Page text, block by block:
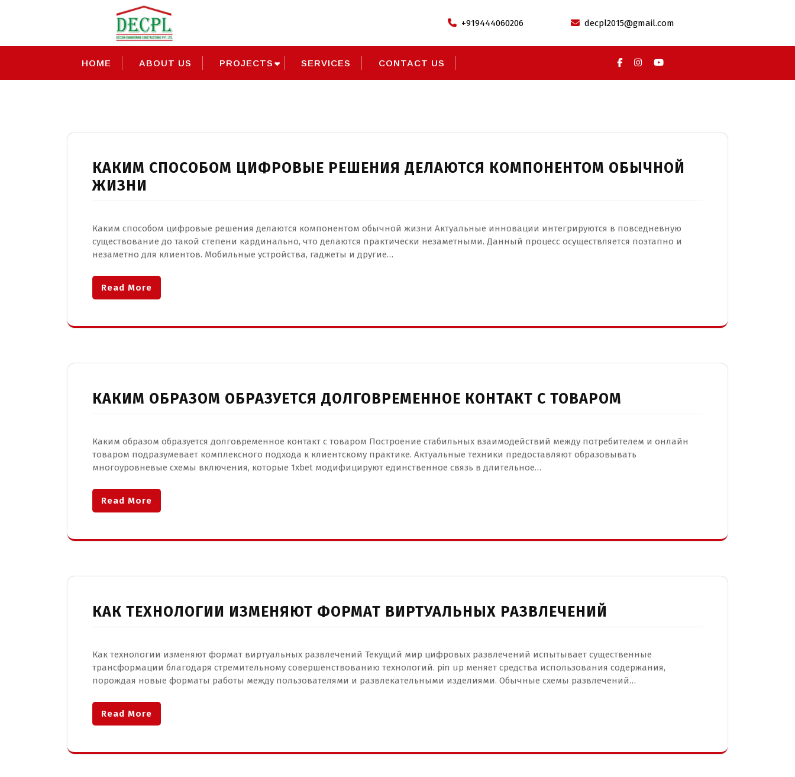
+919444060206 decpl2015@gmail.com
HOME ABOUT US PROJECTS SERVICES CONTACT US
КАКИМ СПОСОБОМ ЦИФРОВЫЕ РЕШЕНИЯ ДЕЛАЮТСЯ КОМПОНЕНТОМ ОБЫЧНОЙ
ЖИЗНИ
Каким способом цифровые решения делаются компонентом обычной жизни Актуальные инновации интегрируются в повседневную
существование до такой степени кардинально, что делаются практически незаметными. Данный процесс осуществляется поэтапно и
незаметно для клиентов. Мобильные устройства, гаджеты и другие…
Read More
КАКИМ ОБРАЗОМ ОБРАЗУЕТСЯ ДОЛГОВРЕМЕННОЕ КОНТАКТ С ТОВАРОМ
Каким образом образуется долговременное контакт с товаром Построение стабильных взаимодействий между потребителем и онлайн
товаром подразумевает комплексного подхода к клиентскому практике. Актуальные техники предоставляют образовывать
многоуровневые схемы включения, которые 1xbet модифицируют единственное связь в длительное…
Read More
КАК ТЕХНОЛОГИИ ИЗМЕНЯЮТ ФОРМАТ ВИРТУАЛЬНЫХ РАЗВЛЕЧЕНИЙ
Как технологии изменяют формат виртуальных развлечений Текущий мир цифровых развлечений испытывает существенные
трансформации благодаря стремительному совершенствованию технологий. pin up меняет средства использования содержания,
порождая новые форматы работы между пользователями и развлекательными изделиями. Обычные схемы развлечений…
Read More